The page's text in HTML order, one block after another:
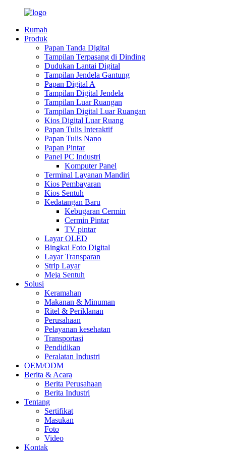
Rumah
Produk
Papan Tanda Digital
Tampilan Terpasang di Dinding
Dudukan Lantai Digital
Tampilan Jendela Gantung
Papan Digital A
Tampilan Digital Jendela
Tampilan Luar Ruangan
Tampilan Digital Luar Ruangan
Kios Digital Luar Ruang
Papan Tulis Interaktif
Papan Tulis Nano
Papan Pintar
Panel PC Industri
Komputer Panel
Terminal Layanan Mandiri
Kios Pembayaran
Kios Sentuh
Kedatangan Baru
Kebugaran Cermin
Cermin Pintar
TV pintar
Layar OLED
Bingkai Foto Digital
Layar Transparan
Strip Layar
Meja Sentuh
Solusi
Keramahan
Makanan & Minuman
Ritel & Periklanan
Perusahaan
Pelayanan kesehatan
Transportasi
Pendidikan
Peralatan Industri
OEM/ODM
Berita & Acara
Berita Perusahaan
Berita Industri
Tentang
Sertifikat
Masukan
Foto
Video
Kontak